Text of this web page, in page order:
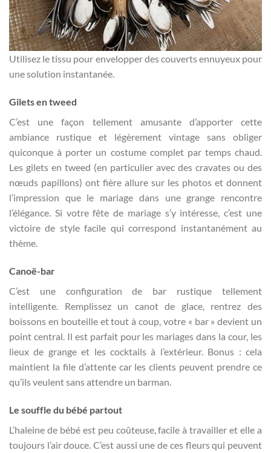
Utilisez le tissu pour envelopper des couverts ennuyeux pour
une solution instantanée.
Gilets en tweed
C’est une façon tellement amusante d’apporter cette
ambiance rustique et légèrement vintage sans obliger
quiconque à porter un costume complet par temps chaud.
Les gilets en tweed (en particulier avec des cravates ou des
nœuds papillons) ont fière allure sur les photos et donnent
l’impression que le mariage dans une grange rencontre
l’élégance. Si votre fête de mariage s’y intéresse, c’est une
victoire de style facile qui correspond instantanément au
thème.
Canoë-bar
C’est une configuration de bar rustique tellement
intelligente. Remplissez un canot de glace, rentrez des
boissons en bouteille et tout à coup, votre « bar » devient un
point central. Il est parfait pour les mariages dans la cour, les
lieux de grange et les cocktails à l’extérieur. Bonus : cela
maintient la file d’attente car les clients peuvent prendre ce
qu’ils veulent sans attendre un barman.
Le souffle du bébé partout
L’haleine de bébé est peu coûteuse, facile à travailler et elle a
toujours l’air douce. C’est aussi une de ces fleurs qui peuvent